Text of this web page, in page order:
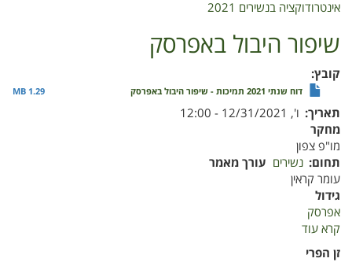
אינטרודוקציה בנשירים 2021
שיפור היבול באפרסק
קובץ
דוח שנתי 2021 תמיכות - שיפור היבול באפרסק 1.29 MB
תאריך ו', 12/31/2021 - 12:00
מחקר
מו"פ צפון
תחום נשירים עורך מאמר
עומר קראין
גידול
אפרסק
קרא עוד
זן הפרי